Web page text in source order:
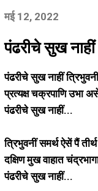
मई 12, 2022
पंढरीचे सुख नाहीं
पंढरीचे सुख नाहीं
प्रत्यक्ष चक्रपाणि उभा
पंढरीचे सुख नाहीं...
त्रिभुवनीं समर्थ ऐसें पैं
दक्षिण मुख वाहात
पंढरीचे सुख नाहीं...